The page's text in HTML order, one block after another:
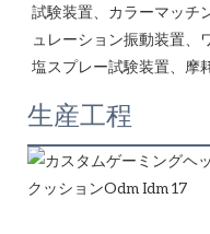
試験装置、カラーマッチ
ュレーション振動装置、
生産工程